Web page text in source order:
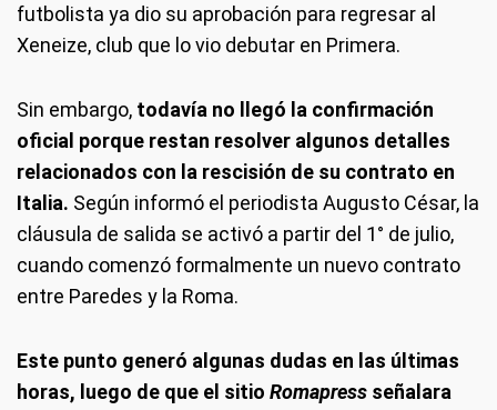
futbolista ya dio su aprobación para regresar al
Xeneize, club que lo vio debutar en Primera.
Sin embargo, todavía no llegó la confirmación
oficial porque restan resolver algunos detalles
relacionados con la rescisión de su contrato en
Italia. Según informó el periodista Augusto César, la
cláusula de salida se activó a partir del 1° de julio,
cuando comenzó formalmente un nuevo contrato
entre Paredes y la Roma.
Este punto generó algunas dudas en las últimas
horas, luego de que el sitio Romapress señalara